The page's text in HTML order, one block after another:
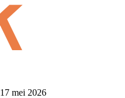
17 mei 2026